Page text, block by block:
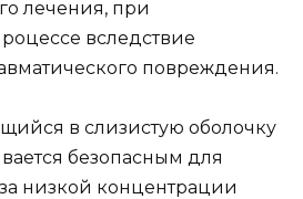
лечения, при
вследствие
повреждения.
в слизистую оболочку
безопасным для
низкой концентрации